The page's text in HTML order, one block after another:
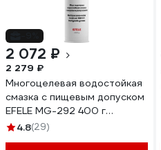
2 072 ₽
2 279 ₽
Многоцелевая водостойкая
смазка с пищевым допуском
EFELE MG-292 400 г
0095615
4.8(29)